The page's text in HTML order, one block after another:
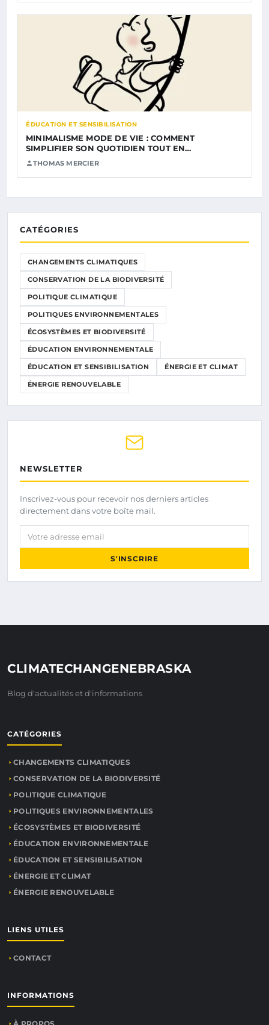
ÉDUCATION ET SENSIBILISATION
MINIMALISME MODE DE VIE : COMMENT
SIMPLIFIER SON QUOTIDIEN TOUT EN…
THOMAS MERCIER
CATÉGORIES
CHANGEMENTS CLIMATIQUES
CONSERVATION DE LA BIODIVERSITÉ
POLITIQUE CLIMATIQUE
POLITIQUES ENVIRONNEMENTALES
ÉCOSYSTÈMES ET BIODIVERSITÉ
ÉDUCATION ENVIRONNEMENTALE
ÉDUCATION ET SENSIBILISATION ÉNERGIE ET CLIMAT
ÉNERGIE RENOUVELABLE
NEWSLETTER
Inscrivez-vous pour recevoir nos derniers articles
directement dans votre boîte mail.
Votre adresse email
S'INSCRIRE
CLIMATECHANGENEBRASKA
Blog d'actualités et d'informations
CATÉGORIES
CHANGEMENTS CLIMATIQUES
CONSERVATION DE LA BIODIVERSITÉ
POLITIQUE CLIMATIQUE
POLITIQUES ENVIRONNEMENTALES
ÉCOSYSTÈMES ET BIODIVERSITÉ
ÉDUCATION ENVIRONNEMENTALE
ÉDUCATION ET SENSIBILISATION
ÉNERGIE ET CLIMAT
ÉNERGIE RENOUVELABLE
LIENS UTILES
CONTACT
INFORMATIONS